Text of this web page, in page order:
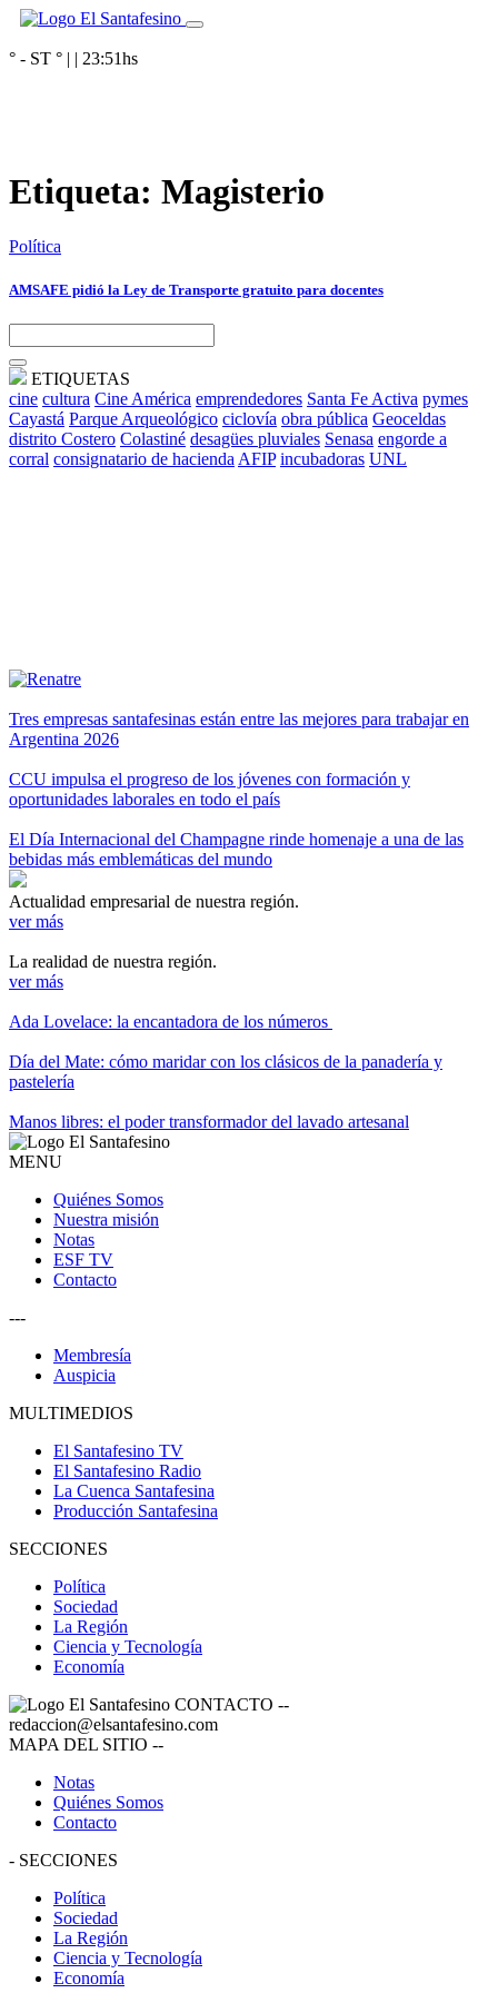
° - ST ° | | 23:51hs
Etiqueta: Magisterio
Política
AMSAFE pidió la Ley de Transporte gratuito para docentes
ETIQUETAS
cine cultura Cine América emprendedores Santa Fe Activa pymes
Cayastá Parque Arqueológico ciclovía obra pública Geoceldas
distrito Costero Colastiné desagües pluviales Senasa engorde a
corral consignatario de hacienda AFIP incubadoras UNL
Tres empresas santafesinas están entre las mejores para trabajar en
Argentina 2026
CCU impulsa el progreso de los jóvenes con formación y
oportunidades laborales en todo el país
El Día Internacional del Champagne rinde homenaje a una de las
bebidas más emblemáticas del mundo
Actualidad empresarial de nuestra región.
ver más
La realidad de nuestra región.
ver más
Ada Lovelace: la encantadora de los números
Día del Mate: cómo maridar con los clásicos de la panadería y
pastelería
Manos libres: el poder transformador del lavado artesanal
MENU
Quiénes Somos
Nuestra misión
Notas
ESF TV
Contacto
---
Membresía
Auspicia
MULTIMEDIOS
El Santafesino TV
El Santafesino Radio
La Cuenca Santafesina
Producción Santafesina
SECCIONES
Política
Sociedad
La Región
Ciencia y Tecnología
Economía
CONTACTO --
redaccion@elsantafesino.com
MAPA DEL SITIO --
Notas
Quiénes Somos
Contacto
- SECCIONES
Política
Sociedad
La Región
Ciencia y Tecnología
Economía